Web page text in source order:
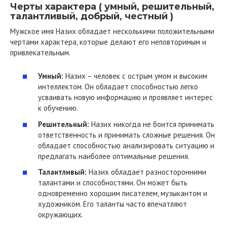
Черты характера ( умный, решительный,
талантливый, добрый, честный )
Мужское имя Назих обладает несколькими положительными
чертами характера, которые делают его неповторимым и
привлекательным.
Умный: Назих – человек с острым умом и высоким
интеллектом. Он обладает способностью легко
усваивать новую информацию и проявляет интерес
к обучению.
Решительный: Назих никогда не боится принимать
ответственность и принимать сложные решения. Он
обладает способностью анализировать ситуацию и
предлагать наиболее оптимальные решения.
Талантливый: Назих обладает разносторонними
талантами и способностями. Он может быть
одновременно хорошим писателем, музыкантом и
художником. Его таланты часто впечатляют
окружающих.